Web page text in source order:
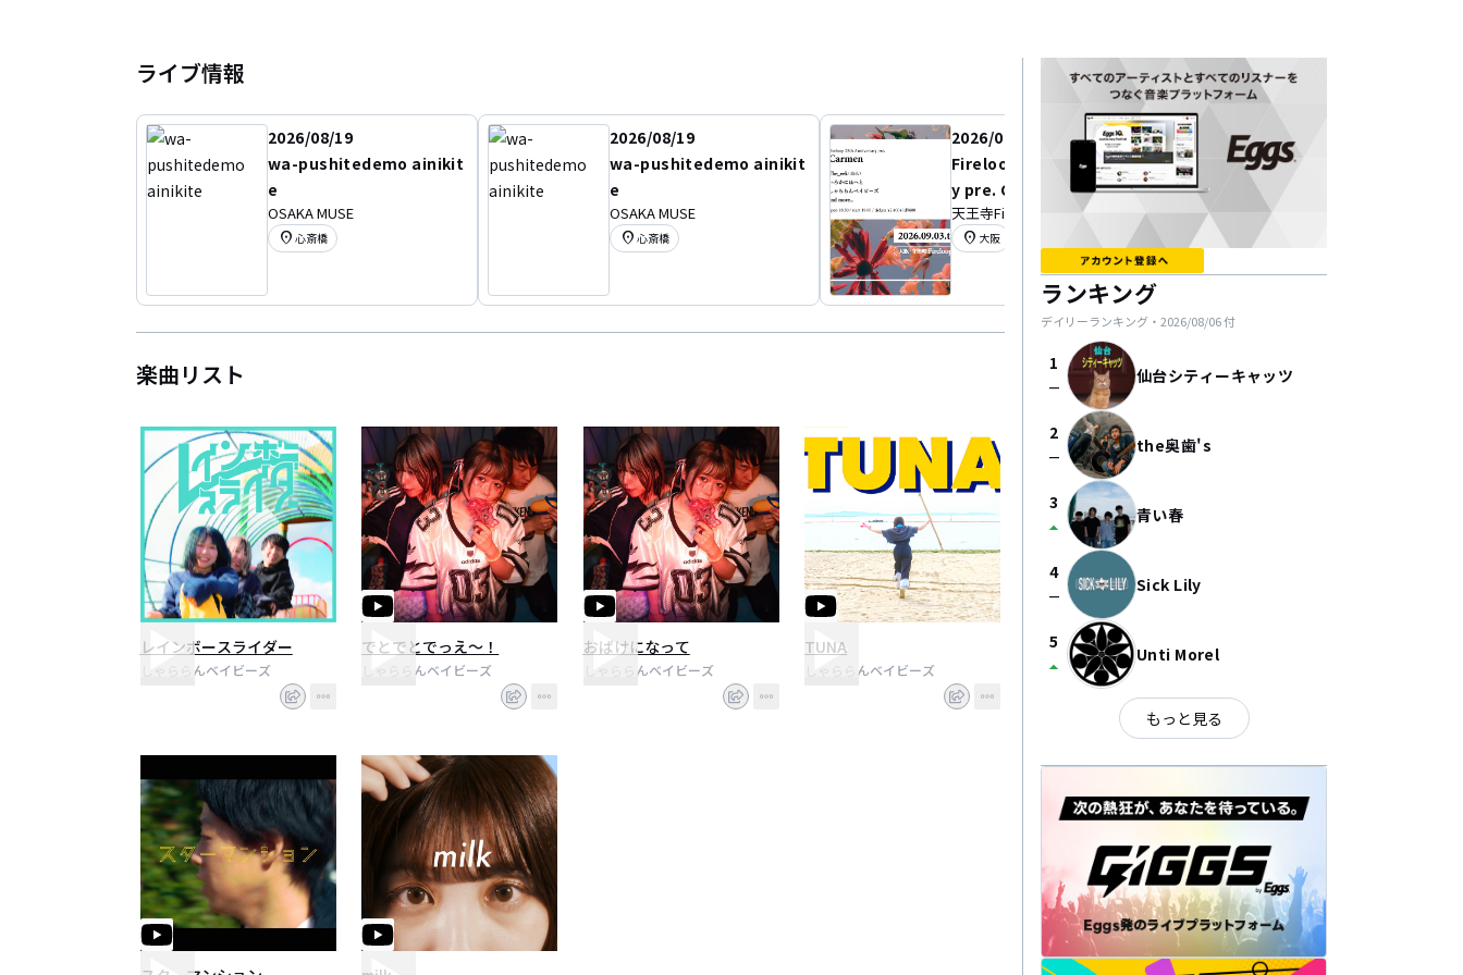
ライブ情報
2026/08/19
wa-pushitedemo ainikit
e
OSAKA MUSE
location_on 心斎橋
2026/08/19
wa-pushitedemo ainikit
e
OSAKA MUSE
location_on 心斎橋
2026/09/03
Fireloop 25th Anniversar
y pre. Carmen
天王寺Fireloop
location_on 大阪
2026/09/15
asano raincoat
楽曲リスト
レインボースライダー
しゃららんベイビーズ
でとでとでっえ〜！
しゃららんベイビーズ
おばけになって
しゃららんベイビーズ
TUNA
しゃららんベイビーズ
ランキング
デイリーランキング・ 2026/08/06付
1
check_indeterminate_small 仙台シティーキャッツ
2
check_indeterminate_small the奥歯's
3
arrow_drop_up 青い春
4
check_indeterminate_small Sick Lily
5
arrow_drop_up Unti Morel
もっと見る